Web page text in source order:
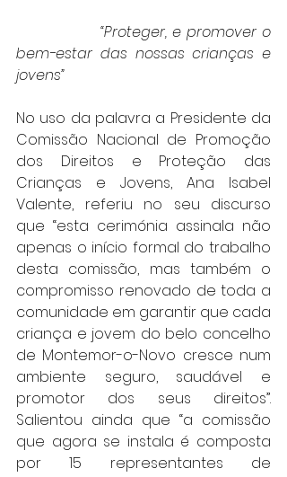
“Proteger, e promover o
bem-estar das nossas crianças e
jovens”
No uso da palavra a Presidente da
Comissão Nacional de Promoção
dos Direitos e Proteção das
Crianças e Jovens, Ana Isabel
Valente, referiu no seu discurso
que “esta cerimónia assinala não
apenas o início formal do trabalho
desta comissão, mas também o
compromisso renovado de toda a
comunidade em garantir que cada
criança e jovem do belo concelho
de Montemor-o-Novo cresce num
ambiente seguro, saudável e
promotor dos seus direitos”.
Salientou ainda que “a comissão
que agora se instala é composta
por 15 representantes de